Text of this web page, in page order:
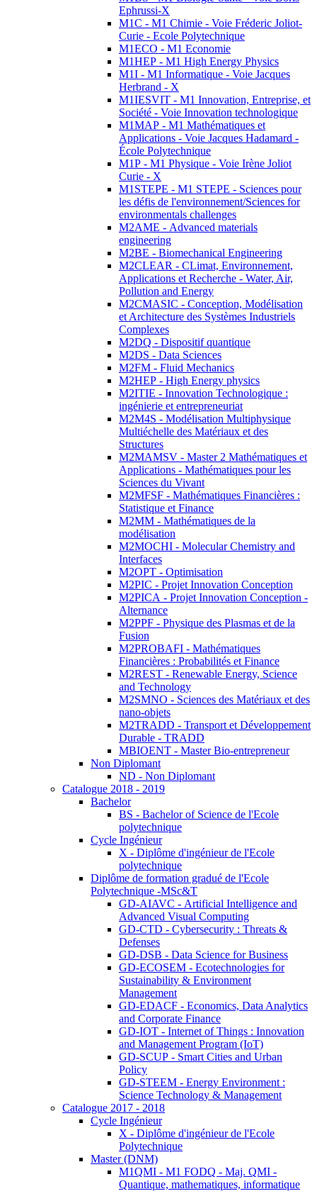
Ephrussi-X
M1C - M1 Chimie - Voie Fréderic Joliot-
Curie - Ecole Polytechnique
M1ECO - M1 Economie
M1HEP - M1 High Energy Physics
M1I - M1 Informatique - Voie Jacques
Herbrand - X
M1IESVIT - M1 Innovation, Entreprise, et
Société - Voie Innovation technologique
M1MAP - M1 Mathématiques et
Applications - Voie Jacques Hadamard -
École Polytechnique
M1P - M1 Physique - Voie Irène Joliot
Curie - X
M1STEPE - M1 STEPE - Sciences pour
les défis de l'environnement/Sciences for
environmentals challenges
M2AME - Advanced materials
engineering
M2BE - Biomechanical Engineering
M2CLEAR - CLimat, Environnement,
Applications et Recherche - Water, Air,
Pollution and Energy
M2CMASIC - Conception, Modélisation
et Architecture des Systèmes Industriels
Complexes
M2DQ - Dispositif quantique
M2DS - Data Sciences
M2FM - Fluid Mechanics
M2HEP - High Energy physics
M2ITIE - Innovation Technologique :
ingénierie et entrepreneuriat
M2M4S - Modélisation Multiphysique
Multiéchelle des Matériaux et des
Structures
M2MAMSV - Master 2 Mathématiques et
Applications - Mathématiques pour les
Sciences du Vivant
M2MFSF - Mathématiques Financières :
Statistique et Finance
M2MM - Mathématiques de la
modélisation
M2MOCHI - Molecular Chemistry and
Interfaces
M2OPT - Optimisation
M2PIC - Projet Innovation Conception
M2PICA - Projet Innovation Conception -
Alternance
M2PPF - Physique des Plasmas et de la
Fusion
M2PROBAFI - Mathématiques
Financières : Probabilités et Finance
M2REST - Renewable Energy, Science
and Technology
M2SMNO - Sciences des Matériaux et des
nano-objets
M2TRADD - Transport et Développement
Durable - TRADD
MBIOENT - Master Bio-entrepreneur
Non Diplomant
ND - Non Diplomant
Catalogue 2018 - 2019
Bachelor
BS - Bachelor of Science de l'Ecole
polytechnique
Cycle Ingénieur
X - Diplôme d'ingénieur de l'Ecole
polytechnique
Diplôme de formation gradué de l'Ecole
Polytechnique -MSc&T
GD-AIAVC - Artificial Intelligence and
Advanced Visual Computing
GD-CTD - Cybersecurity : Threats &
Defenses
GD-DSB - Data Science for Business
GD-ECOSEM - Ecotechnologies for
Sustainability & Environment
Management
GD-EDACF - Economics, Data Analytics
and Corporate Finance
GD-IOT - Internet of Things : Innovation
and Management Program (IoT)
GD-SCUP - Smart Cities and Urban
Policy
GD-STEEM - Energy Environment :
Science Technology & Management
Catalogue 2017 - 2018
Cycle Ingénieur
X - Diplôme d'ingénieur de l'Ecole
Polytechnique
Master (DNM)
M1QMI - M1 FODQ - Maj. QMI -
Quantique, mathematiques, informatique